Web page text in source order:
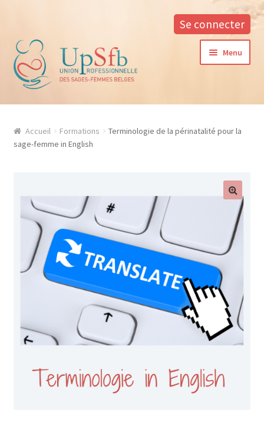
Se connecter
Aller
à
la
navigation
Aller
au
contenu
Menu
A propos
La formation continue à l’UPSfB
Procédure d’inscription
Conditions générales
Contacter notre responsable des formations
Nos Formations
Formations 2026
Webinaires en ligne
Accueil Formations
Terminologie de la périnatalité pour la
sage-femme in English